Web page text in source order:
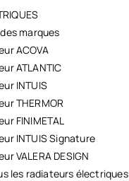
marques
ACOVA
ATLANTIC
INTUIS
THERMOR
FINIMETAL
INTUIS Signature
VALERA DESIGN
les radiateurs électriques